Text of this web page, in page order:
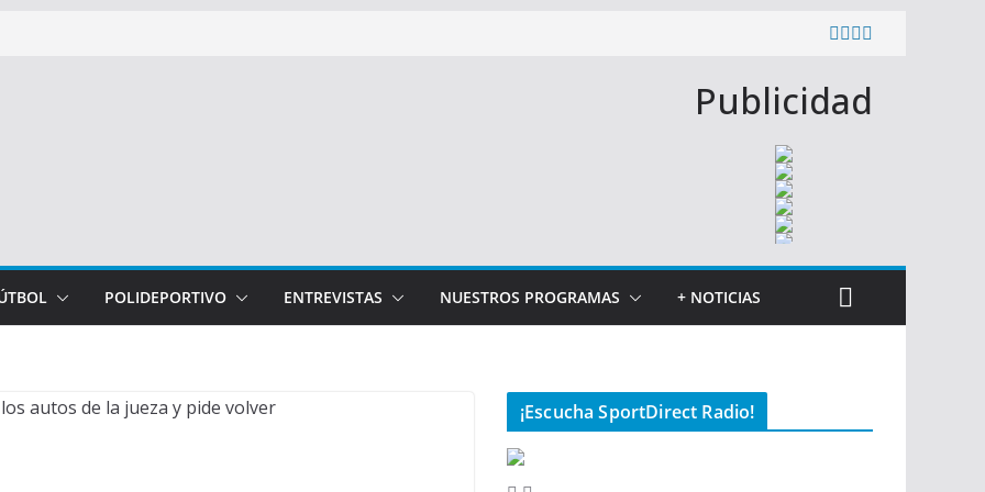
Publicidad
POLIDEPORTIVO ENTREVISTAS NUESTROS PROGRAMAS + NOTICIAS
¡Escucha SportDirect Radio!